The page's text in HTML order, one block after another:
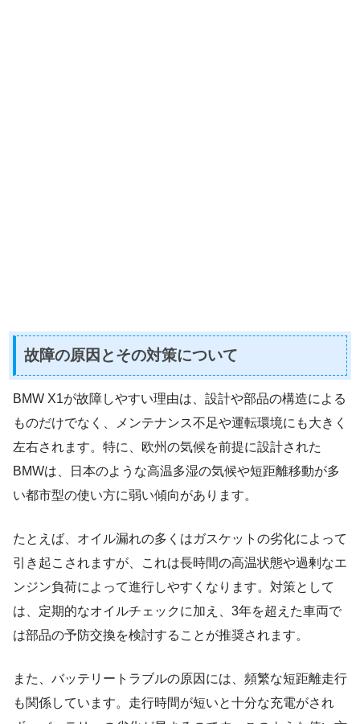
故障の原因とその対策について
BMW X1が故障しやすい理由は、設計や部品の構造による
ものだけでなく、メンテナンス不足や運転環境にも大きく
左右されます。特に、欧州の気候を前提に設計された
BMWは、日本のような高温多湿の気候や短距離移動が多
い都市型の使い方に弱い傾向があります。
たとえば、オイル漏れの多くはガスケットの劣化によって
引き起こされますが、これは長時間の高温状態や過剰なエ
ンジン負荷によって進行しやすくなります。対策として
は、定期的なオイルチェックに加え、3年を超えた車両で
は部品の予防交換を検討することが推奨されます。
また、バッテリートラブルの原因には、頻繁な短距離走行
も関係しています。走行時間が短いと十分な充電がされ